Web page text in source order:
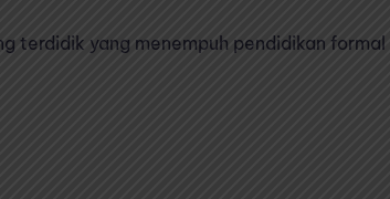
terdidik yang menempuh pendidikan formal